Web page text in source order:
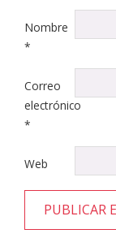
Nombre
*
Correo
electrónico
*
Web